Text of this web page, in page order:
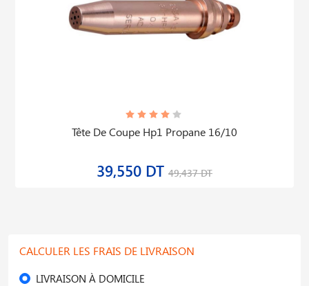
Tête De Coupe Hp1 Propane 16/10
39,550 DT 49,437 DT
CALCULER LES FRAIS DE LIVRAISON
LIVRAISON À DOMICILE